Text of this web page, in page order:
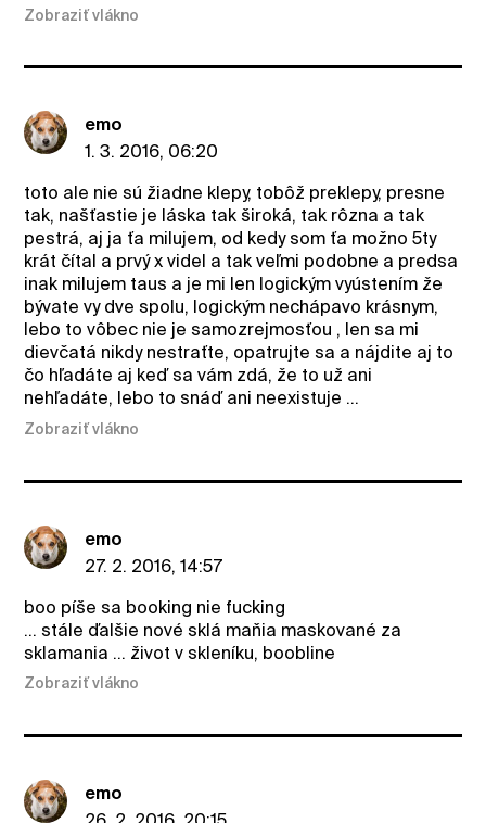
Zobraziť vlákno
emo
1. 3. 2016, 06:20
toto ale nie sú žiadne klepy, tobôž preklepy, presne
tak, našťastie je láska tak široká, tak rôzna a tak
pestrá, aj ja ťa milujem, od kedy som ťa možno 5ty
krát čítal a prvý x videl a tak veľmi podobne a predsa
inak milujem taus a je mi len logickým vyústením že
bývate vy dve spolu, logickým nechápavo krásnym,
lebo to vôbec nie je samozrejmosťou , len sa mi
dievčatá nikdy nestraťte, opatrujte sa a nájdite aj to
čo hľadáte aj keď sa vám zdá, že to už ani
nehľadáte, lebo to snáď ani neexistuje ...
Zobraziť vlákno
emo
27. 2. 2016, 14:57
boo píše sa booking nie fucking
... stále ďalšie nové sklá maňia maskované za
sklamania ... život v skleníku, boobline
Zobraziť vlákno
emo